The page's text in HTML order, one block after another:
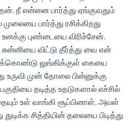
நீ என்னை பார்த்து ஏங்குவதும்
பார்த்து ரசிக்கிறது
உனக்கு புண்டையை விரிச்சேன்.
விட்டு தீர்த்து வை என்
லுங்கிக்குள் கையை
உருவி முன் தோலை பின்னுக்கு
தடித்த உதடுகளால் எச்சில்
உள் வாங்கி சூப்பினாள். அவள்
துடிக்க சித்தியின் தலையை பிடித்து